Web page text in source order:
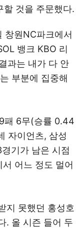
할 것을 주문했다.
창원NC파크에서
뱅크 KBO 리
과는 내가 다 안
부분에 집중해
패 6무(승률 0.44
자이언츠, 삼성
기가 남은 시점
어느 정도 멀어
지 못했던 홍성호
. 올 시즌 들어 두